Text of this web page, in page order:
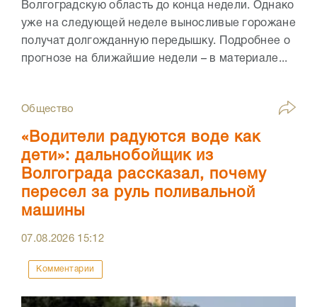
Волгоградскую область до конца недели. Однако
уже на следующей неделе выносливые горожане
получат долгожданную передышку. Подробнее о
прогнозе на ближайшие недели – в материале...
Общество
«Водители радуются воде как
дети»: дальнобойщик из
Волгограда рассказал, почему
пересел за руль поливальной
машины
07.08.2026 15:12
Комментарии